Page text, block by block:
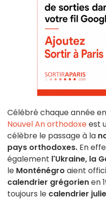
Célébré chaque année
Nouvel An orthodoxeest
célèbre le passage à la
pays orthodoxes. En
également l'Ukraine, la
le Monténégro aient
calendrier grégorienen
toujours le calendrier